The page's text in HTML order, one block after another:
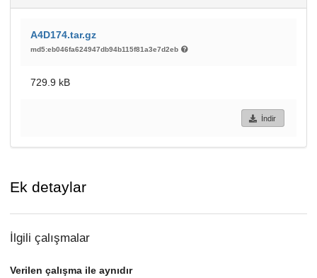
A4D174.tar.gz
md5:eb046fa624947db94b115f81a3e7d2eb
729.9 kB
İndir
Ek detaylar
İlgili çalışmalar
Verilen çalışma ile aynıdır